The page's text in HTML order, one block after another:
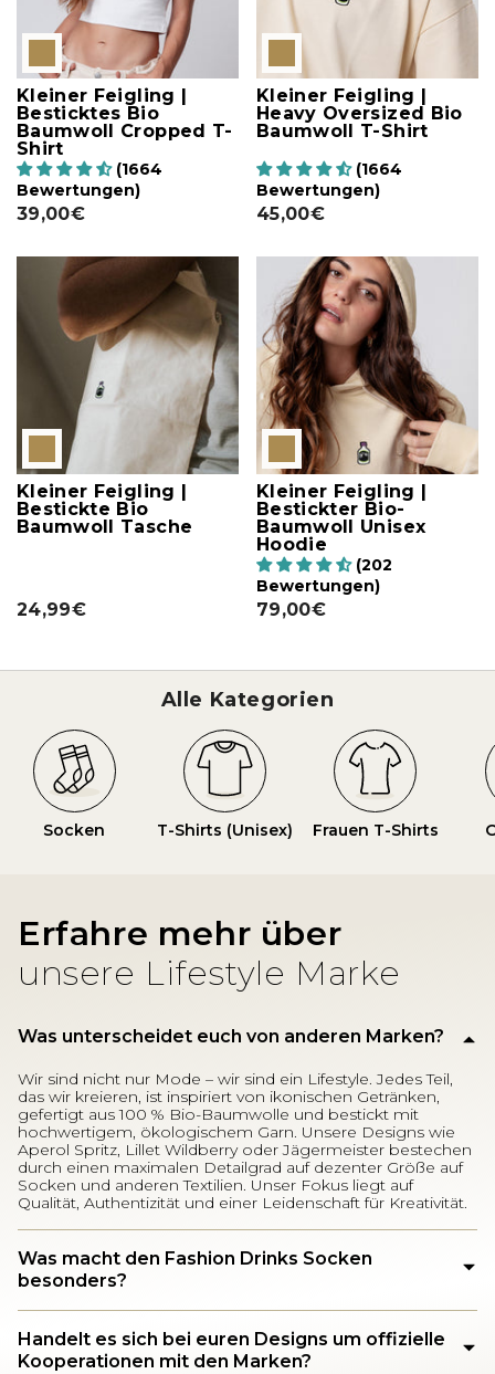
Kleiner Feigling |
Besticktes Bio
Baumwoll Cropped T-
Shirt
(1664
Bewertungen)
39,00€
Kleiner Feigling |
Heavy Oversized Bio
Baumwoll T-Shirt
(1664
Bewertungen)
45,00€
Kleiner Feigling |
Bestickte Bio
Baumwoll Tasche
24,99€
Kleiner Feigling |
Bestickter Bio-
Baumwoll Unisex
Hoodie
(202
Bewertungen)
79,00€
Alle Kategorien
Socken T-Shirts (Unisex) Frauen T-Shirts
Erfahre mehr über
unsere Lifestyle Marke
Was unterscheidet euch von anderen Marken?
Wir sind nicht nur Mode – wir sind ein Lifestyle. Jedes Teil,
das wir kreieren, ist inspiriert von ikonischen Getränken,
gefertigt aus 100 % Bio-Baumwolle und bestickt mit
hochwertigem, ökologischem Garn. Unsere Designs wie
Aperol Spritz, Lillet Wildberry oder Jägermeister bestechen
durch einen maximalen Detailgrad auf dezenter Größe auf
Socken und anderen Textilien. Unser Fokus liegt auf
Qualität, Authentizität und einer Leidenschaft für Kreativität.
Was macht den Fashion Drinks Socken
besonders?
Handelt es sich bei euren Designs um offizielle
Kooperationen mit den Marken?